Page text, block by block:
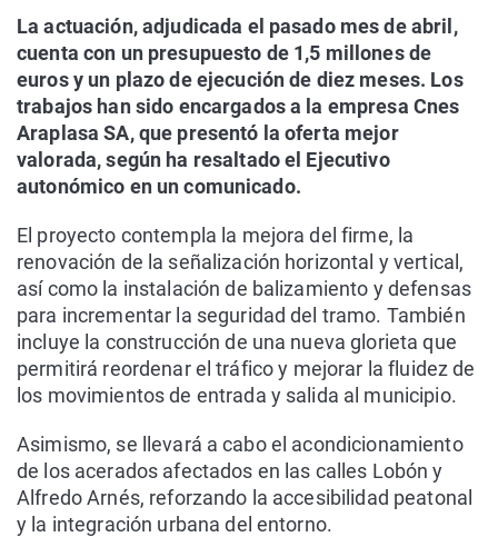
La actuación, adjudicada el pasado mes de abril,
cuenta con un presupuesto de 1,5 millones de
euros y un plazo de ejecución de diez meses. Los
trabajos han sido encargados a la empresa Cnes
Araplasa SA, que presentó la oferta mejor
valorada, según ha resaltado el Ejecutivo
autonómico en un comunicado.
El proyecto contempla la mejora del firme, la
renovación de la señalización horizontal y vertical,
así como la instalación de balizamiento y defensas
para incrementar la seguridad del tramo. También
incluye la construcción de una nueva glorieta que
permitirá reordenar el tráfico y mejorar la fluidez de
los movimientos de entrada y salida al municipio.
Asimismo, se llevará a cabo el acondicionamiento
de los acerados afectados en las calles Lobón y
Alfredo Arnés, reforzando la accesibilidad peatonal
y la integración urbana del entorno.